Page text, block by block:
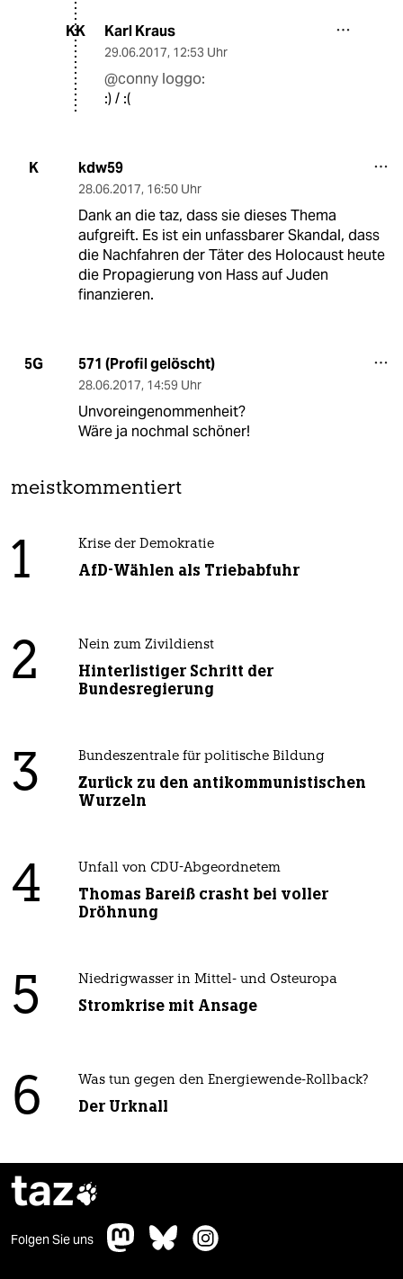
KK Karl Kraus
29.06.2017, 12:53 Uhr
@conny loggo:
:) / :(
K kdw59
28.06.2017, 16:50 Uhr
Dank an die taz, dass sie dieses Thema
aufgreift. Es ist ein unfassbarer Skandal, dass
die Nachfahren der Täter des Holocaust heute
die Propagierung von Hass auf Juden
finanzieren.
5G 571 (Profil gelöscht)
28.06.2017, 14:59 Uhr
Unvoreingenommenheit?
Wäre ja nochmal schöner!
meistkommentiert
1 Krise der Demokratie
AfD-Wählen als Triebabfuhr
2 Nein zum Zivildienst
Hinterlistiger Schritt der
Bundesregierung
3 Bundeszentrale für politische Bildung
Zurück zu den antikommunistischen
Wurzeln
4 Unfall von CDU-Abgeordnetem
Thomas Bareiß crasht bei voller
Dröhnung
5 Niedrigwasser in Mittel- und Osteuropa
Stromkrise mit Ansage
6 Was tun gegen den Energiewende-Rollback?
Der Urknall
taz
Folgen Sie uns